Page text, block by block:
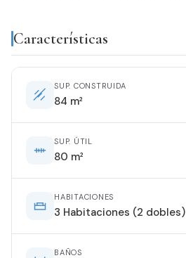
Características
SUP. CONSTRUIDA
84 m²
SUP. ÚTIL
80 m²
HABITACIONES
3 Habitaciones (2 dobles)
BAÑOS